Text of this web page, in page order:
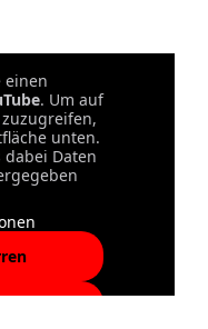
einen
. Um auf
unten.
dabei Daten